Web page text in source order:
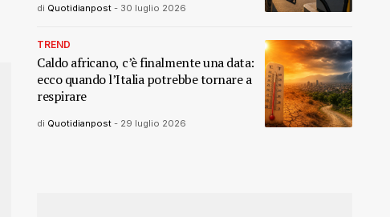
di Quotidianpost - 30 luglio 2026
TREND
Caldo africano, c’è finalmente una data:
ecco quando l’Italia potrebbe tornare a
respirare
di Quotidianpost - 29 luglio 2026